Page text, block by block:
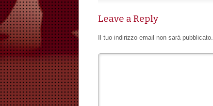
Leave a Reply
Il tuo indirizzo email non sarà pubblicato.